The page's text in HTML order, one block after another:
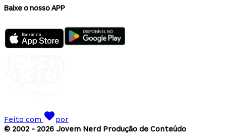
Baixe o nosso APP
Feito com
por
© 2002 - 2026 Jovem Nerd Produção de Conteúdo